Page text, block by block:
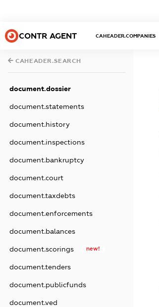
CONTR AGENT CAHEADER.COMPANIES
CAHEADER.SEARCH
document.dossier
document.statements
document.history
document.inspections
document.bankruptcy
document.court
document.taxdebts
document.enforcements
document.balances
document.scorings new!
document.tenders
document.publicfunds
document.ved